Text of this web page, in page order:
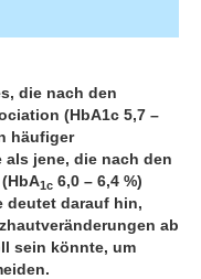
die nach den
(HbA1c 5,7 –
häufiger
jene, die nach den
1c 6,0 – 6,4 %)
deutet darauf hin,
ab
sein könnte, um